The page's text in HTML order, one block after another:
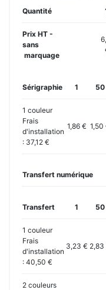
Quantité
Prix HT -
sans
marquage
Sérigraphie 1 50
1 couleur
Frais
d'installation
: 37,12 €
1,86 € 1,50
Transfert numérique
Transfert 1 50
1 couleur
Frais
d'installation
: 40,50 €
3,23 € 2,83
2 couleurs